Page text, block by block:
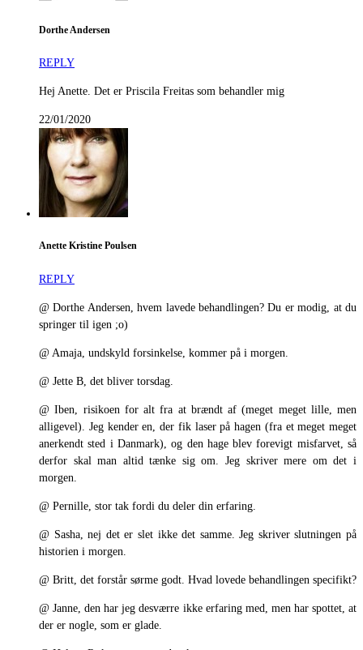
Dorthe Andersen
REPLY
Hej Anette. Det er Priscila Freitas som behandler mig
22/01/2020
Anette Kristine Poulsen
REPLY
@ Dorthe Andersen, hvem lavede behandlingen? Du er modig, at du
springer til igen ;o)
@ Amaja, undskyld forsinkelse, kommer på i morgen.
@ Jette B, det bliver torsdag.
@ Iben, risikoen for alt fra at brændt af (meget meget lille, men
alligevel). Jeg kender en, der fik laser på hagen (fra et meget meget
anerkendt sted i Danmark), og den hage blev forevigt misfarvet, så
derfor skal man altid tænke sig om. Jeg skriver mere om det i
morgen.
@ Pernille, stor tak fordi du deler din erfaring.
@ Sasha, nej det er slet ikke det samme. Jeg skriver slutningen på
historien i morgen.
@ Britt, det forstår sørme godt. Hvad lovede behandlingen specifikt?
@ Janne, den har jeg desværre ikke erfaring med, men har spottet, at
der er nogle, som er glade.